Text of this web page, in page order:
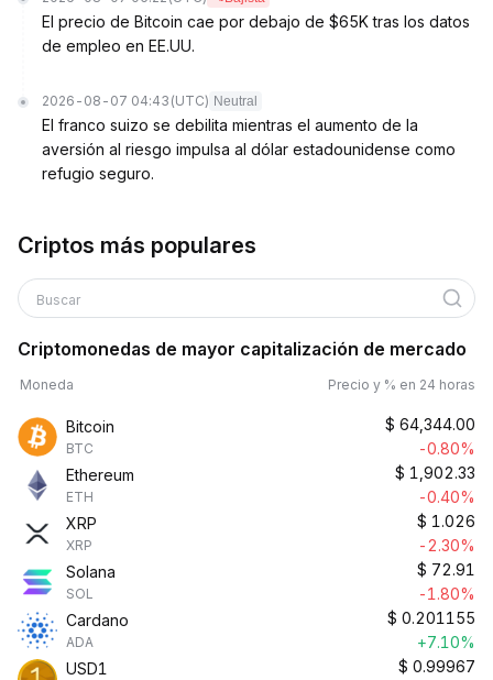
El precio de Bitcoin cae por debajo de $65K tras los datos
de empleo en EE.UU.
2026-08-07 04:43 (UTC) Neutral
El franco suizo se debilita mientras el aumento de la
aversión al riesgo impulsa al dólar estadounidense como
refugio seguro.
Criptos más populares
Buscar
Criptomonedas de mayor capitalización de mercado
Moneda Precio y % en 24 horas
Bitcoin
BTC
$ 64,344.00
-0.80%
Ethereum
ETH
$ 1,902.33
-0.40%
XRP
XRP
$ 1.026
-2.30%
Solana
SOL
$ 72.91
-1.80%
Cardano
ADA
$ 0.201155
+7.10%
USD1
$ 0.99967